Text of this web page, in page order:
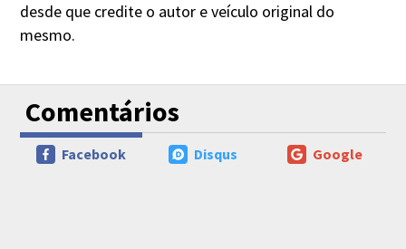
desde que credite o autor e veículo original do
mesmo.
Comentários
Google
Disqus
Facebook